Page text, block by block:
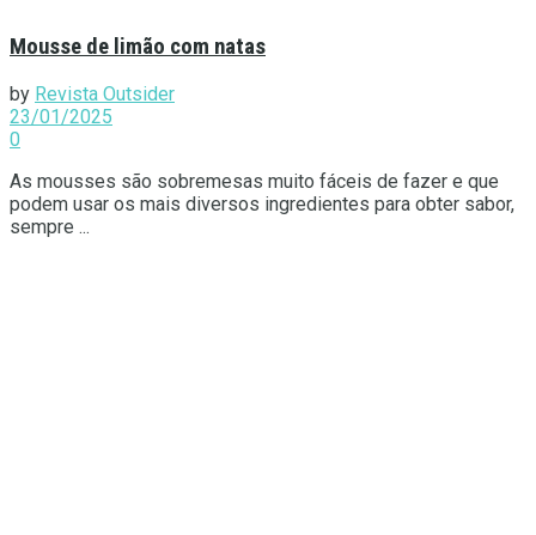
Mousse de limão com natas
by Revista Outsider
23/01/2025
0
As mousses são sobremesas muito fáceis de fazer e que
podem usar os mais diversos ingredientes para obter sabor,
sempre ...